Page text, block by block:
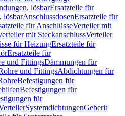
lösbarErsatzteile für
lösbarAnschlussdosenErsatzteile für
für AnschlüsseVerteiler mit
mit SteckanschlussVerteiler
für HeizungErsatzteile für
Ersatzteile für
und FittingsDämmungen für
und FittingsAbdichtungen für
Befestigungen für
Befestigungen für
für
SystemdichtungenGeberit